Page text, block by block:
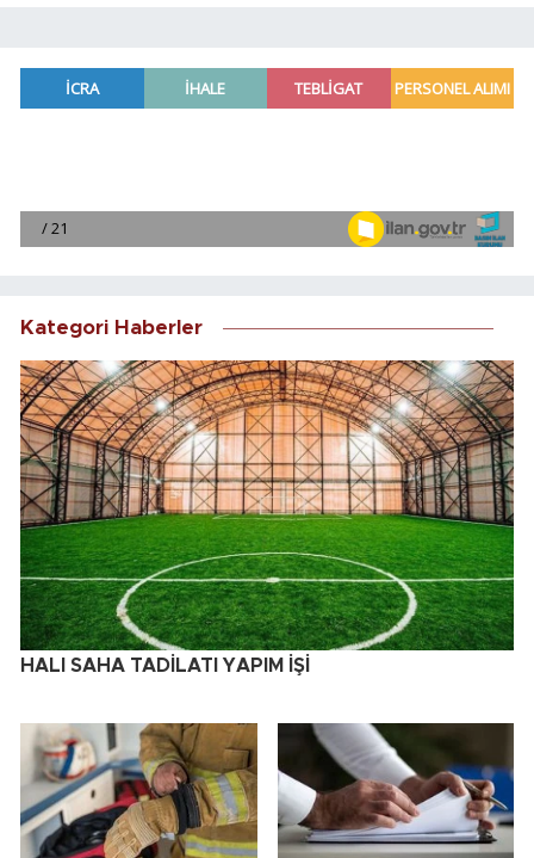
Kategori Haberler
HALI SAHA TADİLATI YAPIM İŞİ